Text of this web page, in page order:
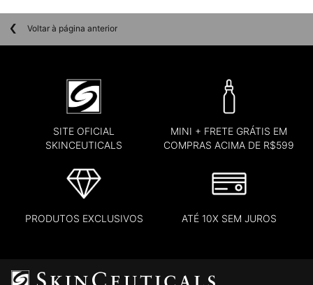
PDPs Disclaimers Section
Voltar à página anterior
SITE OFICIAL
SKINCEUTICALS
MINI + FRETE GRÁTIS EM
COMPRAS ACIMA DE R$599
PRODUTOS EXCLUSIVOS ATÉ 10X SEM JUROS